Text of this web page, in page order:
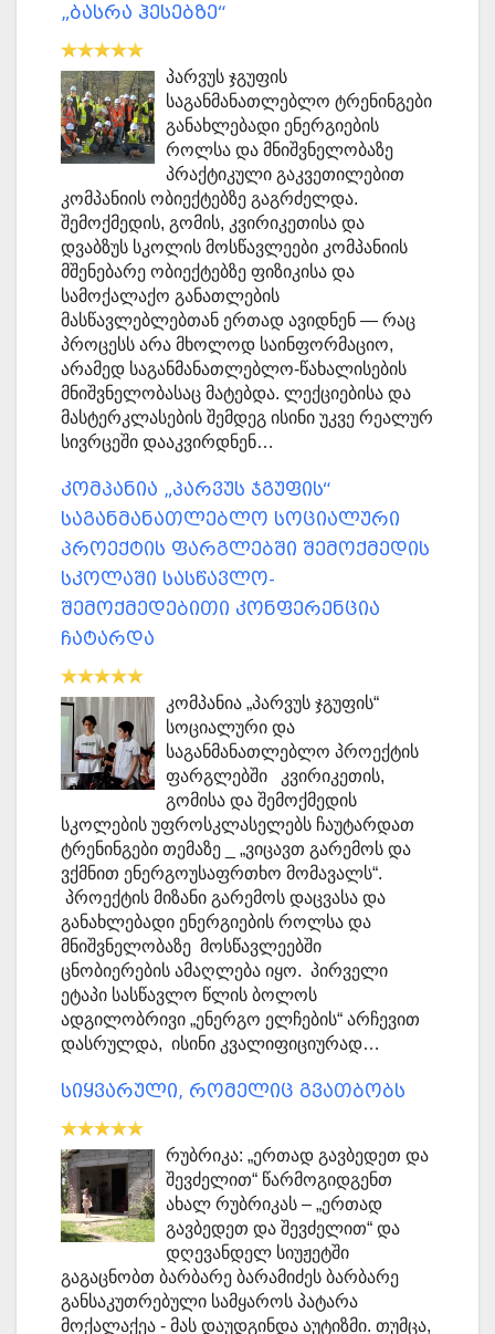
„ბასრა ჰესებზე“
პარვუს ჯგუფის
საგანმანათლებლო ტრენინგები
განახლებადი ენერგიების
როლსა და მნიშვნელობაზე
პრაქტიკული გაკვეთილებით
კომპანიის ობიექტებზე გაგრძელდა.
შემოქმედის, გომის, კვირიკეთისა და
დვაბზუს სკოლის მოსწავლეები კომპანიის
მშენებარე ობიექტებზე ფიზიკისა და
სამოქალაქო განათლების
მასწავლებლებთან ერთად ავიდნენ — რაც
პროცესს არა მხოლოდ საინფორმაციო,
არამედ საგანმანათლებლო-წახალისების
მნიშვნელობასაც მატებდა. ლექციებისა და
მასტერკლასების შემდეგ ისინი უკვე რეალურ
სივრცეში დააკვირდნენ…
კომპანია „პარვუს ჯგუფის“
საგანმანათლებლო სოციალური
პროექტის ფარგლებში შემოქმედის
სკოლაში სასწავლო-
შემოქმედებითი კონფერენცია
ჩატარდა
კომპანია „პარვუს ჯგუფის“
სოციალური და
საგანმანათლებლო პროექტის
ფარგლებში კვირიკეთის,
გომისა და შემოქმედის
სკოლების უფროსკლასელებს ჩაუტარდათ
ტრენინგები თემაზე _ „ვიცავთ გარემოს და
ვქმნით ენერგოუსაფრთხო მომავალს“.
პროექტის მიზანი გარემოს დაცვასა და
განახლებადი ენერგიების როლსა და
მნიშვნელობაზე მოსწავლეებში
ცნობიერების ამაღლება იყო. პირველი
ეტაპი სასწავლო წლის ბოლოს
ადგილობრივი „ენერგო ელჩების“ არჩევით
დასრულდა, ისინი კვალიფიციურად…
სიყვარული, რომელიც გვათბობს
რუბრიკა: „ერთად გავბედეთ და
შევძელით“ წარმოგიდგენთ
ახალ რუბრიკას – „ერთად
გავბედეთ და შევძელით“ და
დღევანდელ სიუჟეტში
გაგაცნობთ ბარბარე ბარამიძეს ბარბარე
განსაკუთრებული სამყაროს პატარა
მოქალაქეა - მას დაუდგინდა აუტიზმი. თუმცა,